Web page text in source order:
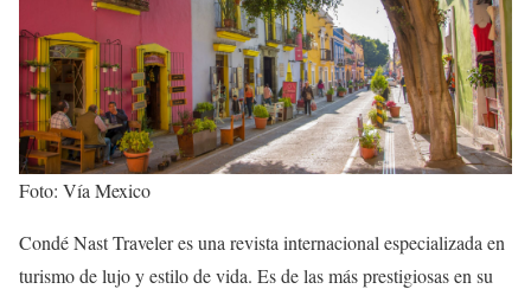
Foto: Vía Mexico
Condé Nast Traveler es una revista internacional especializada en
turismo de lujo y estilo de vida. Es de las más prestigiosas en su